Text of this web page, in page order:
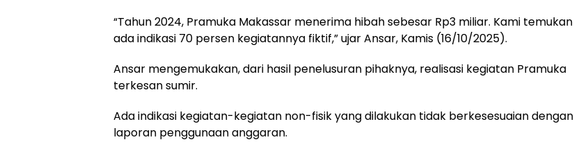
“Tahun 2024, Pramuka Makassar menerima hibah sebesar Rp3 miliar. Kami temukan
ada indikasi 70 persen kegiatannya fiktif,” ujar Ansar, Kamis (16/10/2025).
Ansar mengemukakan, dari hasil penelusuran pihaknya, realisasi kegiatan Pramuka
terkesan sumir.
Ada indikasi kegiatan-kegiatan non-fisik yang dilakukan tidak berkesesuaian dengan
laporan penggunaan anggaran.